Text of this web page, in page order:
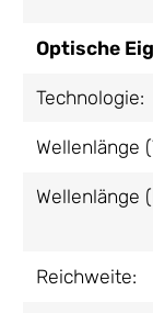
Optische
Technologie:
Wellenlänge
Wellenlänge
Reichweite: